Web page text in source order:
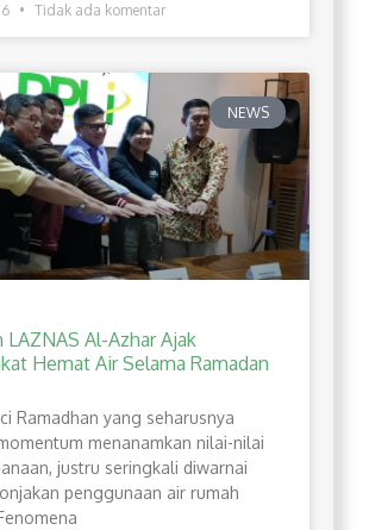
Tidak ada komentar
NEWS
LAZNAS Al-Azhar Ajak
Hemat Air Selama Ramadan
Ramadhan yang seharusnya
menanamkan nilai-nilai
justru seringkali diwarnai
penggunaan air rumah